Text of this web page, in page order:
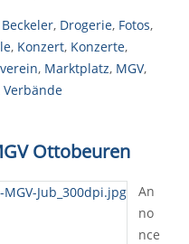
Beckeler, Drogerie, Fotos,
, Konzert, Konzerte,
, Marktplatz, MGV,
Verbände
Ottobeuren
An
no
nce